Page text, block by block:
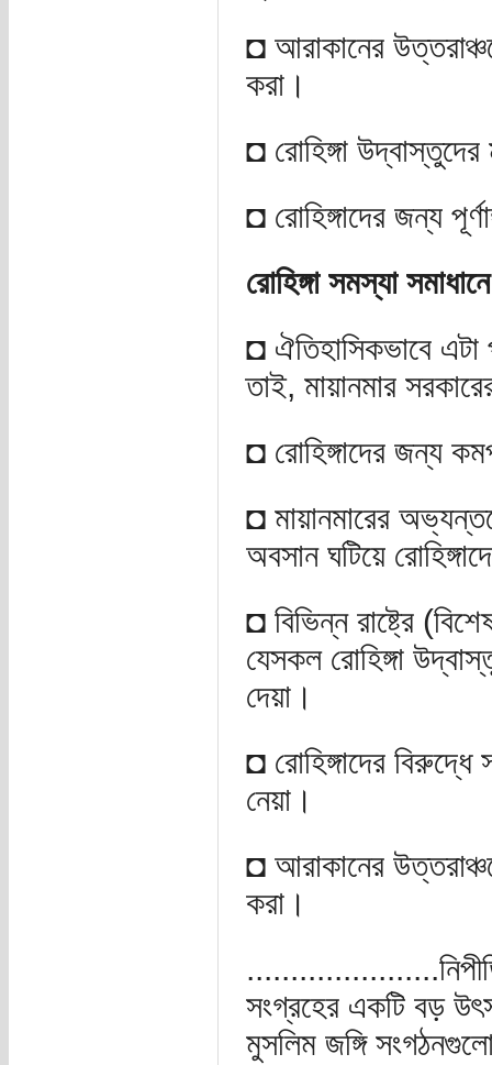
◘ আরাকানের
করা।
◘ রোহিঙ্গা
◘ রোহিঙ্গাদের জন্য
রোহিঙ্গা সমস্যা
◘ ঐতিহাসিকভাবে এটা
তাই, মায়ানমার
◘ রোহিঙ্গাদের জন্য
◘ মায়ানমারের
অবসান ঘটিয়ে
◘ বিভিন্ন রাষ্ট্রে
যেসকল রোহিঙ্গা
দেয়া।
◘ রোহিঙ্গাদের বিরুদ্ধে
নেয়া।
◘ আরাকানের
করা।
সংগ্রহের একটি বড়
মুসলিম জঙ্গি